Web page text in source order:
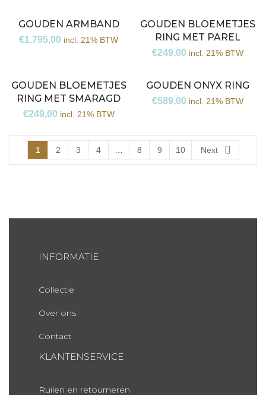
GOUDEN ARMBAND
€1.795,00 incl. 21% BTW
GOUDEN BLOEMETJES
RING MET PAREL
€249,00 incl. 21% BTW
GOUDEN BLOEMETJES
RING MET SMARAGD
€249,00 incl. 21% BTW
GOUDEN ONYX RING
€589,00 incl. 21% BTW
1 2 3 4 8 9 10 Next
INFORMATIE
Collectie
Over ons
Contact
KLANTENSERVICE
Ruilen en retourneren